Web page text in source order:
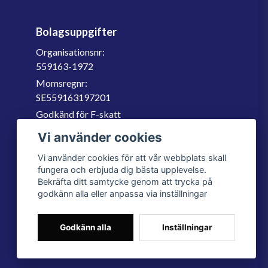
Bolagsuppgifter
Organisationsnr:
559163-1972
Momsregnr:
SE559163197201
Godkänd för F-skatt
060-566 800
Vi använder cookies
Vi använder cookies för att vår webbplats skall
fungera och erbjuda dig bästa upplevelse.
Bekräfta ditt samtycke genom att trycka på
godkänn alla eller anpassa via inställningar
Godkänn alla Inställningar